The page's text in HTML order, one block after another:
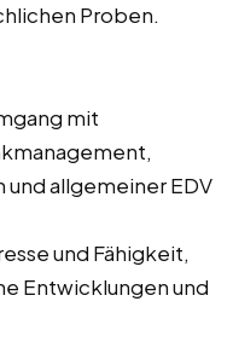
Proben.
mit
allgemeiner EDV
und Fähigkeit,
Entwicklungen und